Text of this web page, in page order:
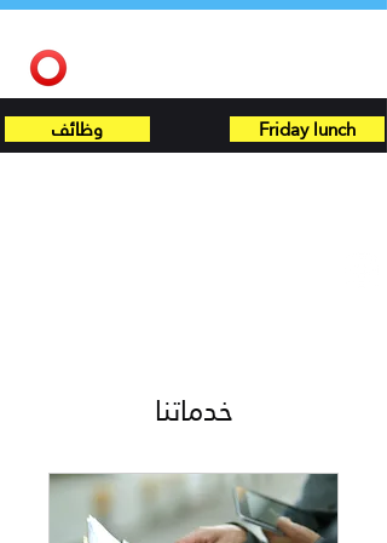
وظائف Friday lunch
خدماتنا